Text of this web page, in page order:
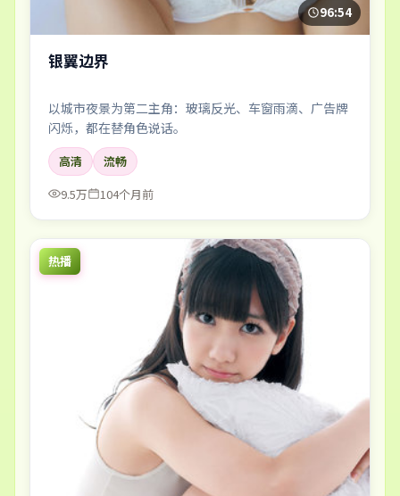
96:54
银翼边界
以城市夜景为第二主角：玻璃反光、车窗雨滴、广告牌
闪烁，都在替角色说话。
高清
流畅
9.5万
104个月前
热播